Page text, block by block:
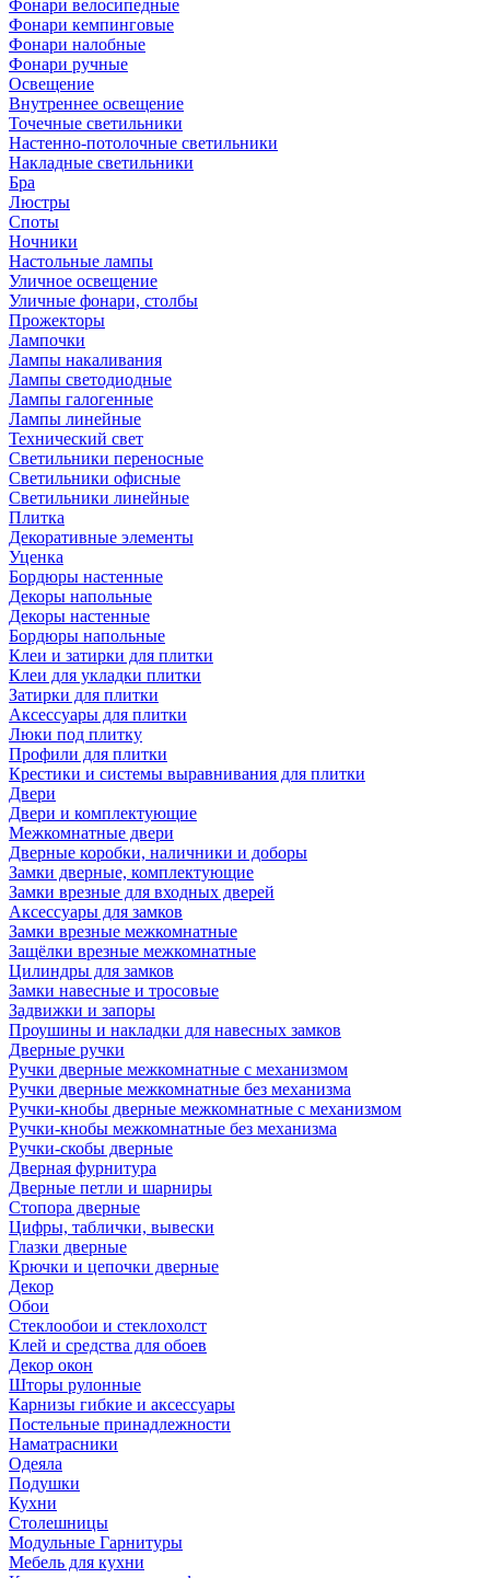
Фонари велосипедные
Фонари кемпинговые
Фонари налобные
Фонари ручные
Освещение
Внутреннее освещение
Точечные светильники
Настенно-потолочные светильники
Накладные светильники
Бра
Люстры
Споты
Ночники
Настольные лампы
Уличное освещение
Уличные фонари, столбы
Прожекторы
Лампочки
Лампы накаливания
Лампы светодиодные
Лампы галогенные
Лампы линейные
Технический свет
Светильники переносные
Светильники офисные
Светильники линейные
Плитка
Декоративные элементы
Уценка
Бордюры настенные
Декоры напольные
Декоры настенные
Бордюры напольные
Клеи и затирки для плитки
Клеи для укладки плитки
Затирки для плитки
Аксессуары для плитки
Люки под плитку
Профили для плитки
Крестики и системы выравнивания для плитки
Двери
Двери и комплектующие
Межкомнатные двери
Дверные коробки, наличники и доборы
Замки дверные, комплектующие
Замки врезные для входных дверей
Аксессуары для замков
Замки врезные межкомнатные
Защёлки врезные межкомнатные
Цилиндры для замков
Замки навесные и тросовые
Задвижки и запоры
Проушины и накладки для навесных замков
Дверные ручки
Ручки дверные межкомнатные с механизмом
Ручки дверные межкомнатные без механизма
Ручки-кнобы дверные межкомнатные с механизмом
Ручки-кнобы межкомнатные без механизма
Ручки-скобы дверные
Дверная фурнитура
Дверные петли и шарниры
Стопора дверные
Цифры, таблички, вывески
Глазки дверные
Крючки и цепочки дверные
Декор
Обои
Стеклообои и стеклохолст
Клей и средства для обоев
Декор окон
Шторы рулонные
Карнизы гибкие и аксессуары
Постельные принадлежности
Наматрасники
Одеяла
Подушки
Кухни
Столешницы
Модульные Гарнитуры
Мебель для кухни